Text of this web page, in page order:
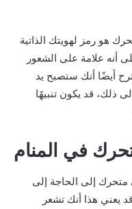
هو رمز لهويتك الذاتية
أنه علامة على الشعور
أيضًا أنك ستصبح يد
ذلك، قد يكون تنبيهًا
في المنام
إلى الحاجة إلى
يعني هذا أنك تشعر